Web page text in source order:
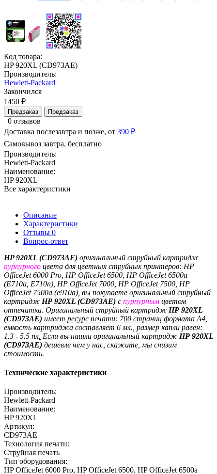
Код товара:
HP 920XL (CD973AE)
Производитель:
Hewlett-Packard
Закончился
1450 ₽
Предзаказ Предзаказ
0 отзывов
Доставка послезавтра и позже, от 390 ₽
Самовывоз завтра, бесплатно
Производитель:
Hewlett-Packard
Наименование:
HP 920XL
Все характеристики
Описание
Характеристики
Отзывы 0
Вопрос-ответ
HP 920XL (CD973AE) оригинальный струйный картридж
пурпурного цвета для цветных струйных принтеров: HP
OfficeJet 6000 Pro, HP OfficeJet 6500, HP OfficeJet 6500a
(E710a, E710n), HP OfficeJet 7000, HP OfficeJet 7500, HP
OfficeJet 7500a (e910a), вы покупаете оригинальный струйный
картридж HP 920XL (CD973AE) с пурпурным цветом
отпечатка. Оригинальный струйный картридж HP 920XL
(CD973AE) имеет ресурс печати: 700 страниц формата A4,
емкость картриджа составляет 6 мл., размер капли равен:
1.3 - 5.5 пл. Если вы нашли оригинальный картридж HP 920XL
(CD973AE) дешевле чем у нас, скажите, мы снизим
стоимость.
Технические характеристики
Производитель:
Hewlett-Packard
Наименование:
HP 920XL
Артикул:
CD973AE
Технология печати:
Струйная печать
Тип оборудования:
HP OfficeJet 6000 Pro, HP OfficeJet 6500, HP OfficeJet 6500a